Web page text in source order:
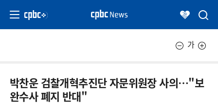
가
박찬운 검찰개혁추진단 자문위원장 사의…"보
완수사 폐지 반대"